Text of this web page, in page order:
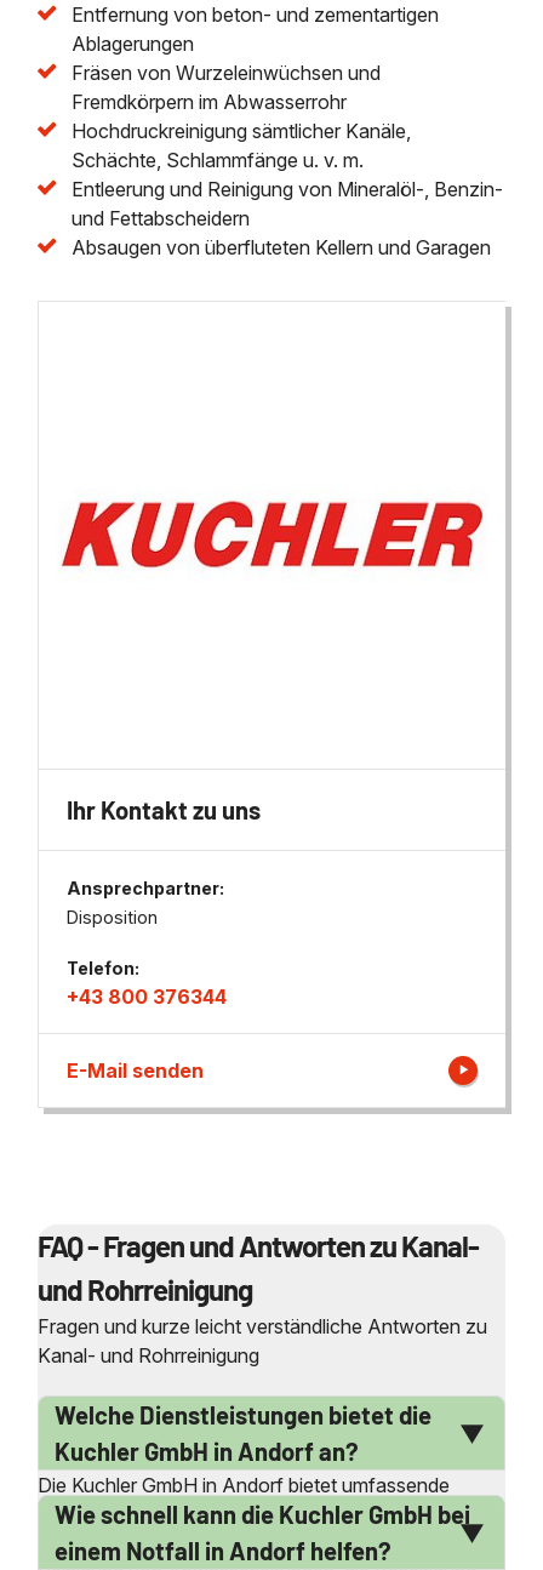
Entfernung von beton- und zementartigen
Ablagerungen
Fräsen von Wurzeleinwüchsen und
Fremdkörpern im Abwasserrohr
Hochdruckreinigung sämtlicher Kanäle,
Schächte, Schlammfänge u. v. m.
Entleerung und Reinigung von Mineralöl-, Benzin-
und Fettabscheidern
Absaugen von überfluteten Kellern und Garagen
Ihr Kontakt zu uns
Ansprechpartner:
Disposition
Telefon:
+43 800 376344
E-Mail senden
FAQ - Fragen und Antworten zu Kanal-
und Rohrreinigung
Fragen und kurze leicht verständliche Antworten zu
Kanal- und Rohrreinigung
Welche Dienstleistungen bietet die
Kuchler GmbH in Andorf an?
Die Kuchler GmbH in Andorf bietet umfassende
Dienstleistungen rund um die Kanal- und
Rohrreinigung an. Dazu gehören die professionelle
Wie schnell kann die Kuchler GmbH bei
einem Notfall in Andorf helfen?